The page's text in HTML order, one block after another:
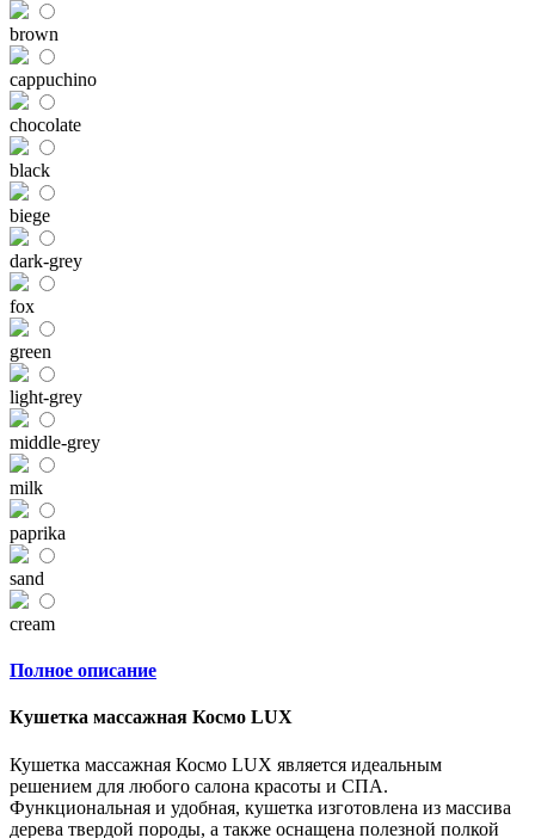
brown
cappuchino
chocolate
black
biege
dark-grey
fox
green
light-grey
middle-grey
milk
paprika
sand
cream
Полное описание
Кушетка массажная Космо LUX
Кушетка массажная Космо LUX является идеальным
решением для любого салона красоты и СПА.
Функциональная и удобная, кушетка изготовлена из массива
дерева твердой породы, а также оснащена полезной полкой